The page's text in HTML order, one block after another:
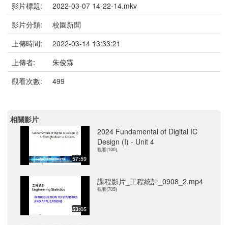
影片標題:
2022-03-07 14-22-14.mkv
影片分類:
校園新聞
上傳時間:
2022-03-14 13:33:21
上傳者:
朱俊霖
觀看次數:
499
相關影片
57:59
2024 Fundamental of Digital IC
Design (I) - Unit 4
觀看(100)
53:05
課程影片_工程統計_0908_2.mp4
觀看(705)